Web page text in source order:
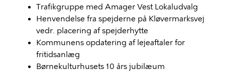
Trafikgruppe med Amager Vest Lokaludvalg
Henvendelse fra spejderne på Kløvermarksvej
vedr. placering af spejderhytte
Kommunens opdatering af lejeaftaler for
fritidsanlæg
Børnekulturhusets 10 års jubilæum